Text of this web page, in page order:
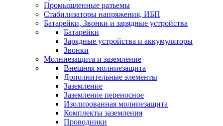
Промышленные разъемы
Стабилизаторы напряжения, ИБП
Батарейки, Звонки и зарядные устройства
Батарейки
Зарядные устройства и аккумуляторы
Звонки
Молниезащита и заземление
Внешняя молниезащита
Дополнительные элементы
Заземление
Заземление переносное
Изолированная молниезащита
Комплекты заземления
Проводники